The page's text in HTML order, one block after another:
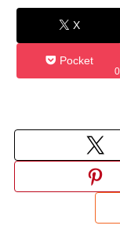
X
Pocket
0